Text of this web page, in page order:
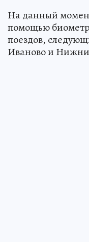
На данный
помощью
поездов,
Иваново и